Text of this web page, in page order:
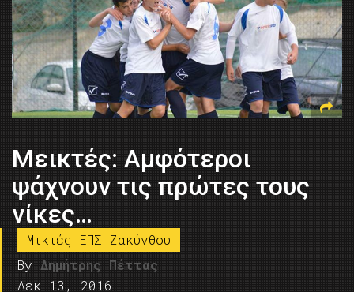
Μεικτές: Aμφότεροι
ψάχνουν τις πρώτες τους
νίκες…
Μικτές ΕΠΣ Ζακύνθου
By Δημήτρης Πέττας
Δεκ 13, 2016